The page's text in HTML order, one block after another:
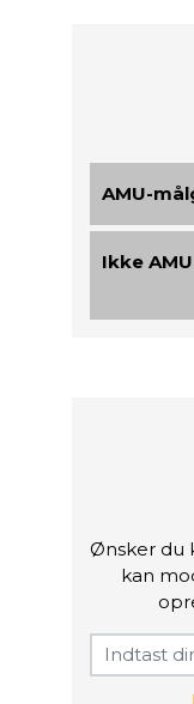
AMU-
Ikke
Ønsker du
kan